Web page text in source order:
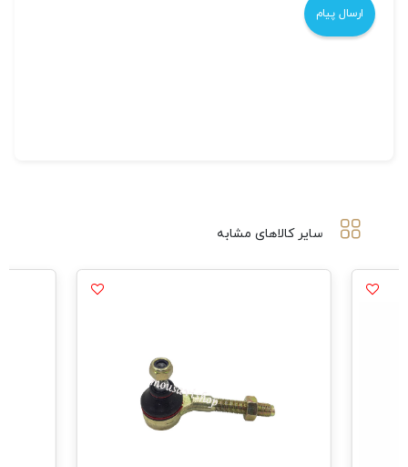
سایر کالاهای مشابه